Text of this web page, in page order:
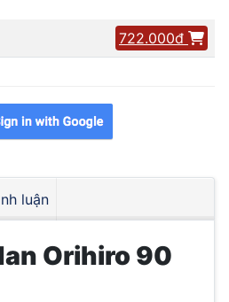
722.000đ
luận
Orihiro 90